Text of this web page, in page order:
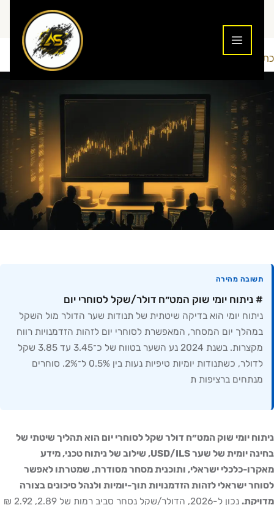
כתיבת תגובה Addiction To Success
תשובה מהירה
# ניתוח יומי שוק המט״ח דולר/שקל לסוחרי יום
ניתוח יומי הוא בדיקה שיטתית של תנודות שער הדולר מול השקל
במהלך יום המסחר, המאפשרת לסוחרי יום לזהות הזדמנויות רווח
מקצרות. בשנת 2024 נע השער בטווח של כ־3.45 עד 3.85 שקל
לדולר, כשתנודות יומיות טיפיות נעות בין 0.5% ל־2%. סוחרים
מנתחים ברציפות ת
ניתוח יומי שוק המט״ח דולר שקל לסוחרי יום הוא תהליך שיטתי של
בחינה יומית של שער USD/ILS, שילוב של ניתוח טכני, מידע
מאקרו-כלכלי ישראלי, ותוכנית מסחר מסודרת, שמטרתו לאפשר
לסוחר ישראלי לזהות הזדמנויות תוך-יומיות ולנהל סיכונים בצורה
מדויקת.
נכון ל-2026, הדולר/שקל נסחר סביב רמות של 2.89, 2.92 ₪